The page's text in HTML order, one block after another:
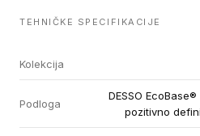
TEHNIČKE SPECIFIKACIJE
Kolekcija
Podloga
DESSO
pozitivno